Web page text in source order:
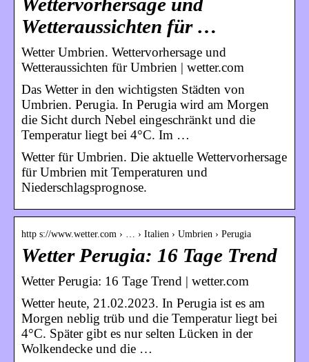
Wettervorhersage und
Wetteraussichten für …
Wetter Umbrien. Wettervorhersage und
Wetteraussichten für Umbrien | wetter.com
Das Wetter in den wichtigsten Städten von
Umbrien. Perugia. In Perugia wird am Morgen
die Sicht durch Nebel eingeschränkt und die
Temperatur liegt bei 4°C. Im …
Wetter für Umbrien. Die aktuelle Wettervorhersage
für Umbrien mit Temperaturen und
Niederschlagsprognose.
http s://www.wetter.com › … › Italien › Umbrien › Perugia
Wetter Perugia: 16 Tage Trend
Wetter Perugia: 16 Tage Trend | wetter.com
Wetter heute, 21.02.2023. In Perugia ist es am
Morgen neblig trüb und die Temperatur liegt bei
4°C. Später gibt es nur selten Lücken in der
Wolkendecke und die …